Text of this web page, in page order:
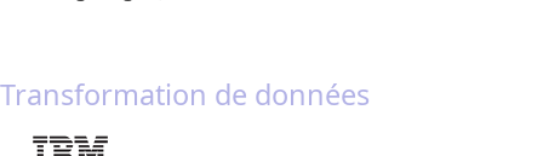
Transformation de données